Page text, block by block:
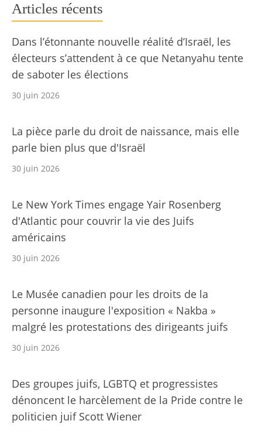
Articles récents
Dans l’étonnante nouvelle réalité d’Israël, les
électeurs s’attendent à ce que Netanyahu tente
de saboter les élections
30 juin 2026
La pièce parle du droit de naissance, mais elle
parle bien plus que d'Israël
30 juin 2026
Le New York Times engage Yair Rosenberg
d'Atlantic pour couvrir la vie des Juifs
américains
30 juin 2026
Le Musée canadien pour les droits de la
personne inaugure l'exposition « Nakba »
malgré les protestations des dirigeants juifs
30 juin 2026
Des groupes juifs, LGBTQ et progressistes
dénoncent le harcèlement de la Pride contre le
politicien juif Scott Wiener